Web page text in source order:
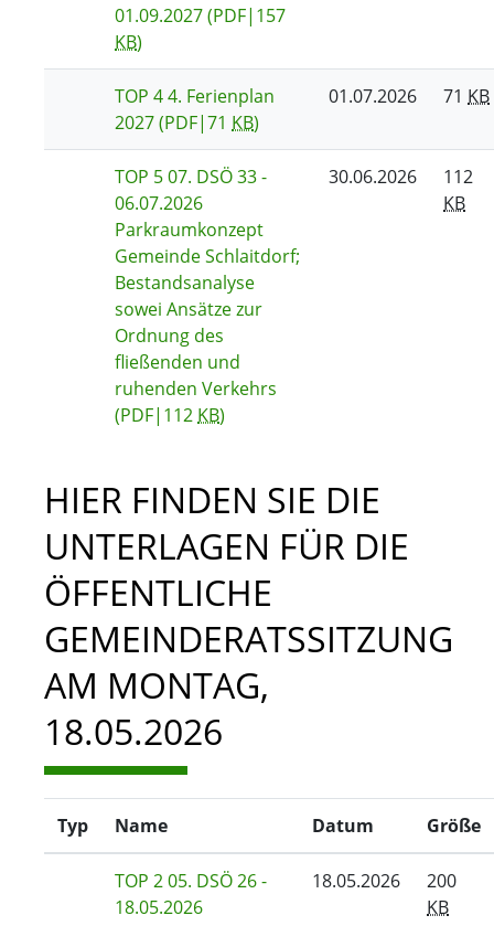
01.09.2027(PDF|157
KB)
TOP 4 4. Ferienplan
2027(PDF|71 KB)
01.07.2026 71 KB
TOP 5 07. DSÖ 33 -
06.07.2026
Parkraumkonzept
Gemeinde Schlaitdorf;
Bestandsanalyse
sowei Ansätze zur
Ordnung des
fließenden und
ruhenden Verkehrs
(PDF|112KB)
30.06.2026
112
KB
HIER FINDEN SIE DIE
UNTERLAGEN FÜR DIE
ÖFFENTLICHE
GEMEINDERATSSITZUNG
AM MONTAG,
18.05.2026
Typ Name Datum Größe
TOP 2 05. DSÖ 26 -
18.05.2026
18.05.2026
200
KB